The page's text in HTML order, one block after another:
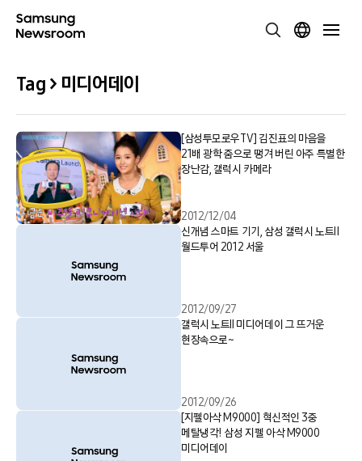
Tag > 미디어데이
[삼성투모로우TV] 김진표의 마음을
21배 광학 줌으로 땡겨 버린 아주 특별한
장난감, 갤럭시 카메라
2012/12/04
신개념 스마트 기기, 삼성 갤럭시 노트Ⅱ
월드투어 2012 서울
2012/09/27
갤럭시 노트II 미디어데이 그 뜨거운
현장속으로~
2012/09/26
[지펠아삭 M9000] 혁신적인 3중
메탈냉각! 삼성 지펠 아삭 M9000
미디어데이